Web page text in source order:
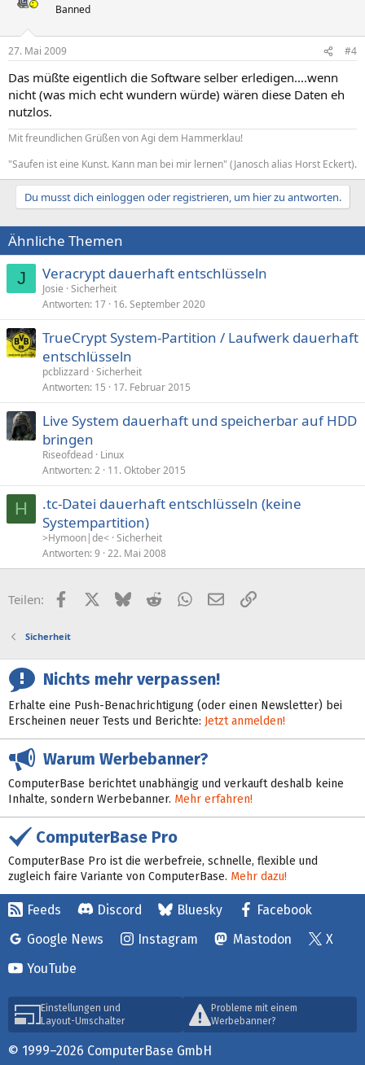
Banned
27. Mai 2009 #4
Das müßte eigentlich die Software selber erledigen....wenn
nicht (was mich echt wundern würde) wären diese Daten eh
nutzlos.
Mit freundlichen Grüßen von Agi dem Hammerklau!
"Saufen ist eine Kunst. Kann man bei mir lernen" (Janosch alias Horst Eckert).
Du musst dich einloggen oder registrieren, um hier zu antworten.
Ähnliche Themen
J Veracrypt dauerhaft entschlüsseln
Josie Sicherheit
Antworten 17 16. September 2020
TrueCrypt System-Partition / Laufwerk dauerhaft
entschlüsseln
pcblizzard Sicherheit
Antworten 15 17. Februar 2015
Live System dauerhaft und speicherbar auf HDD
bringen
Riseofdead Linux
Antworten 2 11. Oktober 2015
H
.tc-Datei dauerhaft entschlüsseln (keine
Systempartition)
>Hymoon|de< Sicherheit
Antworten 9 22. Mai 2008
Teilen: FacebookX (Twitter)
BlueskyRedditWhatsApp
E-MailLink
Sicherheit
Nichts mehr verpassen!
Erhalte eine Push-Benachrichtigung (oder einen Newsletter) bei
Erscheinen neuer Tests und Berichte: Jetzt anmelden!
Warum Werbebanner?
ComputerBase berichtet unabhängig und verkauft deshalb keine
Inhalte, sondern Werbebanner. Mehr erfahren!
ComputerBase Pro
ComputerBase Pro ist die werbefreie, schnelle, flexible und
zugleich faire Variante von ComputerBase. Mehr dazu!
Feeds Discord Bluesky
Facebook
Google News
Instagram Mastodon
X
YouTube
Einstellungen und
Layout-Umschalter
Probleme mit einem
Werbebanner?
© 1999–2026 ComputerBase GmbH